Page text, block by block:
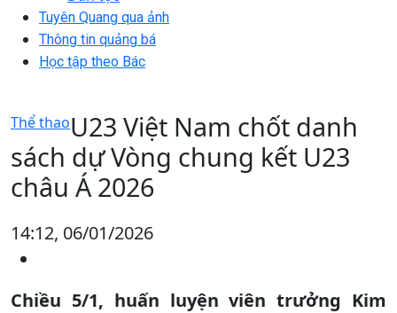
Tuyên Quang qua ảnh
Thông tin quảng bá
Học tập theo Bác
Thể thaoU23 Việt Nam chốt danh
sách dự Vòng chung kết U23
châu Á 2026
14:12, 06/01/2026
Chiều 5/1, huấn luyện viên trưởng Kim